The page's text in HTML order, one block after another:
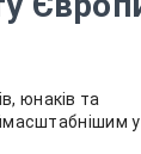
юнаків та
у